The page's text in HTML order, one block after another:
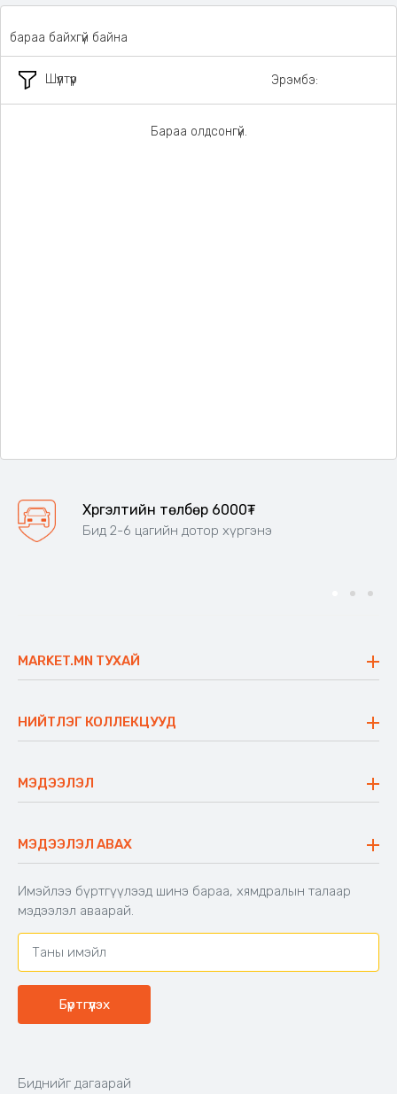
Шүүлтүүр
бараа байхгүй байна
Эрэмбэ:
Бараа олдсонгүй.
Хүргэлтийн төлбөр 6000₮
Бид 2-6 цагийн дотор хүргэнэ
MARKET.MN ТУХАЙ
Үнэт зүйлс
Ажлын байр
Блог
НИЙТЛЭГ КОЛЛЕКЦУУД
Сүүдрэвч
Аяны ширээ
Аяны түшлэгтэй сандал
МЭДЭЭЛЭЛ
Буцаалтын журам
Захиалга шалгах
Хамтран ажиллах
Холбоо барих
МЭДЭЭЛЭЛ АВАХ
Имэйлээ бүртгүүлээд шинэ бараа, хямдралын талаар
мэдээлэл аваарай.
Бүртгүүлэх
Биднийг дагаарай